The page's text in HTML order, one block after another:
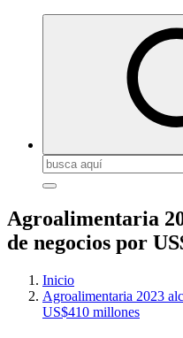
Buscar:
Agroalimentaria
de negocios por
Inicio
Agroalimentaria 2023
US$410 millones